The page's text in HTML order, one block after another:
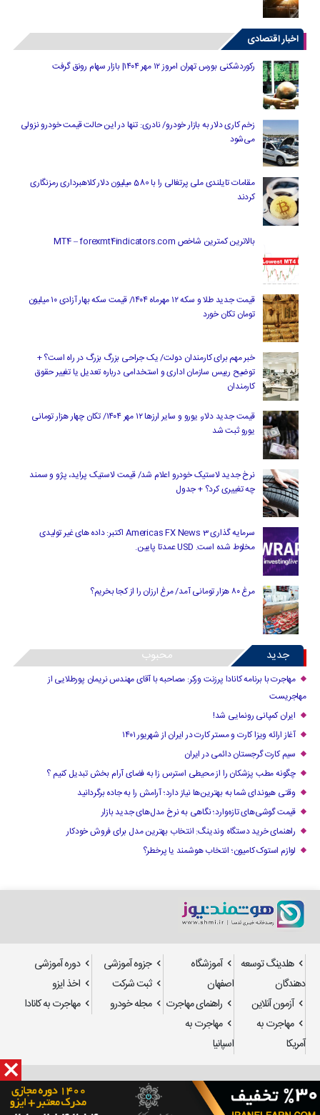
اخبار اقتصادی
رکوردشکنی بورس تهران امروز ۱۲ مهر ۱۴۰۴| بازار سهام رونق گرفت
زخم کاری دلار به بازار خودرو/ نادری: تنها در این حالت قیمت خودرو نزولی
می‌شود
مقامات تایلندی ملی پرتغالی را با 580 میلیون دلار کلاهبرداری رمزنگاری
کردند
بالاترین کمترین شاخص MT4 – forexmt4indicators.com
قیمت جدید طلا و سکه ۱۲ مهرماه ۱۴۰۴/ قیمت سکه بهار آزادی ۱۰ میلیون
تومان تکان خورد
خبر مهم برای کارمندان دولت/ یک جراحی بزرگ بزرگ در راه است؟ +
توضیح رییس سازمان اداری و استخدامی درباره تعدیل یا تغییر حقوق
کارمندان
قیمت جدید دلار، یورو و سایر ارزها ۱۲ مهر ۱۴۰۴/ تکان چهار هزار تومانی
یورو ثبت شد
نرخ جدید لاستیک خودرو اعلام شد/ قیمت لاستیک پراید، پژو و سمند
چه تغییری کرد؟ + جدول
سرمایه گذاری Americas FX News 3 اکتبر: داده های غیر تولیدی
مخلوط شده است. USD عمدتا پایین.
مرغ ۸۰ هزار تومانی آمد/ مرغ ارزان را از کجا بخریم؟
جدید محبوب
مهاجرت با برنامه کانادا پرزنت ورکر: مصاحبه با آقای مهندس نریمان پورطلایی از
مهاجریست
ایران کمپانی رونمایی شد!
آغاز ارائه ویزا کارت و مستر کارت در ایران از شهریور ۱۴۰۱
سیم کارت گرجستان دائمی در ایران
چگونه مطب پزشکان را از محیطی استرس زا به فضای آرام بخش تبدیل کنیم ؟
وقتی هیوندای شما به بهترین‌ها نیاز دارد؛ آرامش را به جاده برگردانید
قیمت گوشی‌های تازه‌وارد؛ نگاهی به نرخ مدل‌های جدید بازار
راهنمای خرید دستگاه وندینگ: انتخاب بهترین مدل برای فروش خودکار
لوازم استوک کامیون؛ انتخاب هوشمند یا پرخطر؟
هلدینگ توسعه
دهندگان
آموزشگاه
اصفهان
جزوه آموزشی
دوره آموزشی
ثبت شرکت
اخذ ایزو
آزمون آنلاین
راهنمای مهاجرت مجله خودرو
مهاجرت به کانادا
مهاجرت به
آمریکا
مهاجرت به
اسپانیا